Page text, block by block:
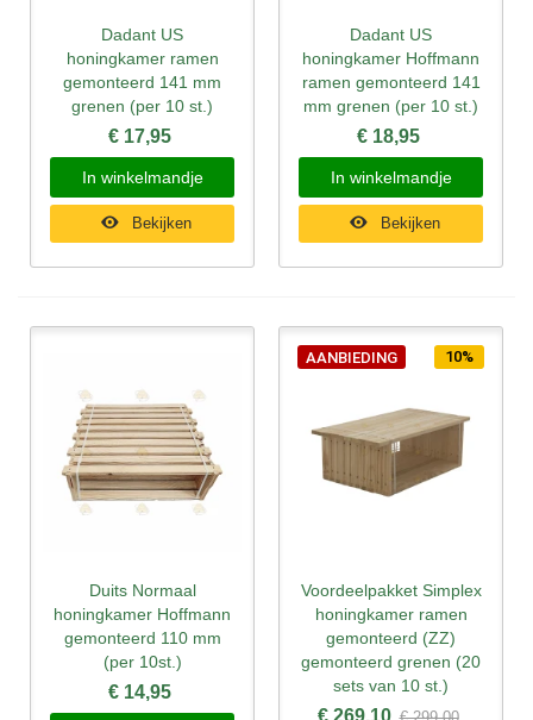
Dadant US
honingkamer ramen
gemonteerd 141 mm
grenen (per 10 st.)
€ 17,95
In winkelmandje
Bekijken
Dadant US
honingkamer Hoffmann
ramen gemonteerd 141
mm grenen (per 10 st.)
€ 18,95
In winkelmandje
Bekijken
Duits Normaal
honingkamer Hoffmann
gemonteerd 110 mm
(per 10st.)
€ 14,95
AANBIEDING 10%
Voordeelpakket Simplex
honingkamer ramen
gemonteerd (ZZ)
gemonteerd grenen (20
sets van 10 st.)
€ 269,10